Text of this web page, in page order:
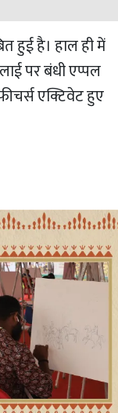
हुई है। हाल ही में
पर बंधी एप्पल
एक्टिवेट हुए